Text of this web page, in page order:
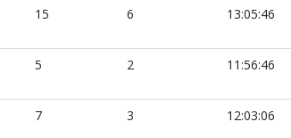
15 6 13:05:46
5 2 11:56:46
7 3 12:03:06